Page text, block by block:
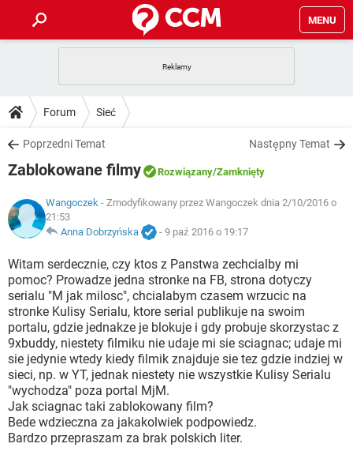
MENU
GRY
SPOTIFY
INSTAGRAM FACEBOOK
WINDOWS 10
PORADY
PlayStation
INSTAGRAM FACEBOOK
WINDOWS 10
DO POBRANIA
ANDROID TIKTOK
GRY WHATSAPP
IOS
WINDOWS 10
COVID-19
GRY WHATSAPP
SPOTIFY NETFLIX
INSTAGRAM FACEBOOK
WINDOWS 10
ARTYKUŁY
GRY WHATSAPP
SPOTIFY NETFLIX
INSTAGRAM FACEBOOK
WINDOWS 10
Forum Sieć
Poprzedni Temat Następny Temat
Zablokowane filmy Rozwiązany/Zamknięty
Wangoczek- Zmodyfikowany przez Wangoczek dnia 2/10/2016 o
21:53
Anna Dobrzyńska
- 9 paź 2016 o 19:17
Witam serdecznie, czy ktos z Panstwa zechcialby mi
pomoc? Prowadze jedna stronke na FB, strona dotyczy
serialu "M jak milosc", chcialabym czasem wrzucic na
stronke Kulisy Serialu, ktore serial publikuje na swoim
portalu, gdzie jednakze je blokuje i gdy probuje skorzystac z
9xbuddy, niestety filmiku nie udaje mi sie sciagnac; udaje mi
sie jedynie wtedy kiedy filmik znajduje sie tez gdzie indziej w
sieci, np. w YT, jednak niestety nie wszystkie Kulisy Serialu
"wychodza" poza portal MjM.
Jak sciagnac taki zablokowany film?
Bede wdzieczna za jakakolwiek podpowiedz.
Bardzo przepraszam za brak polskich liter.